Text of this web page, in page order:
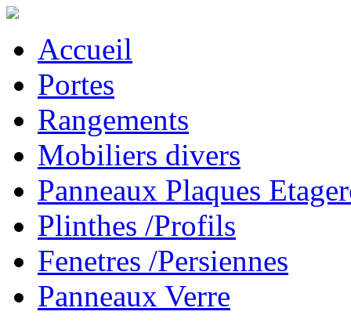
Accueil
Portes
Rangements
Mobiliers divers
Panneaux Plaques
Plinthes /Profils
Fenetres /Persiennes
Panneaux Verre